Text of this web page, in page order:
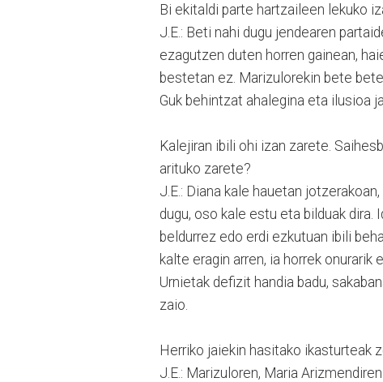
Bi ekitaldi parte hartzaileen lekuko
J.E.: Beti nahi dugu jendearen
ezagutzen duten horren gainean,
bestetan ez. Marizulorekin bete
Guk behintzat ahalegina eta ilusioa
Kalejiran ibili ohi izan zarete.
arituko zarete?
J.E.: Diana kale hauetan
dugu, oso kale estu eta bilduak dira.
beldurrez edo erdi ezkutuan ibili
kalte eragin arren, ia horrek
Urnietak defizit handia badu,
zaio.
Herriko jaiekin hasitako ikasturteak
J.E.: Marizuloren, Maria